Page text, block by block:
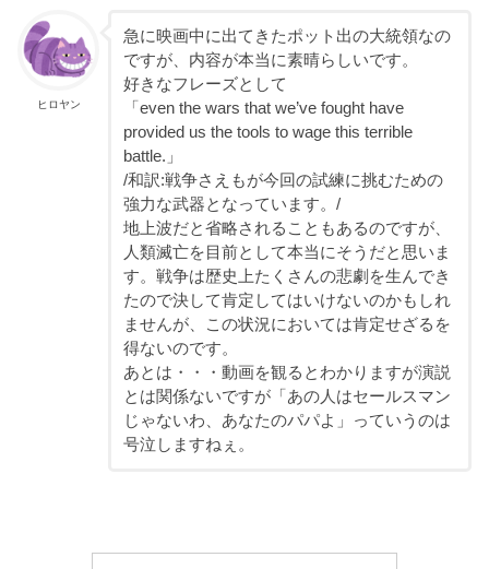
ヒロヤン
急に映画中に出てきたポット出の大統領なの
ですが、内容が本当に素晴らしいです。
好きなフレーズとして
「even the wars that we’ve fought have
provided us the tools to wage this terrible
battle.」
/和訳:戦争さえもが今回の試練に挑むための
強力な武器となっています。/
地上波だと省略されることもあるのですが、
人類滅亡を目前として本当にそうだと思いま
す。戦争は歴史上たくさんの悲劇を生んでき
たので決して肯定してはいけないのかもしれ
ませんが、この状況においては肯定せざるを
得ないのです。
あとは・・・動画を観るとわかりますが演説
とは関係ないですが「あの人はセールスマン
じゃないわ、あなたのパパよ」っていうのは
号泣しますねぇ。